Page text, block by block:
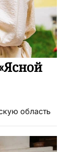
область